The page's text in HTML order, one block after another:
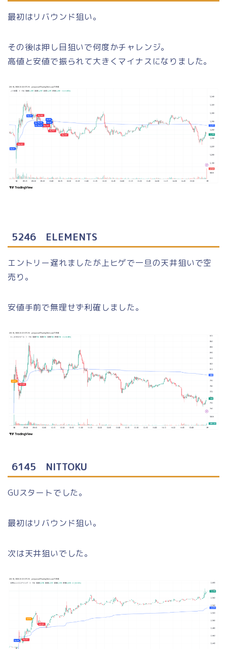
最初はリバウンド狙い。
その後は押し目狙いで何度かチャレンジ。
高値と安値で振られて大きくマイナスになりました。
5246 ELEMENTS
エントリー遅れましたが上ヒゲで一旦の天井狙いで空
売り。
安値手前で無理せず利確しました。
6145 NITTOKU
GUスタートでした。
最初はリバウンド狙い。
次は天井狙いでした。